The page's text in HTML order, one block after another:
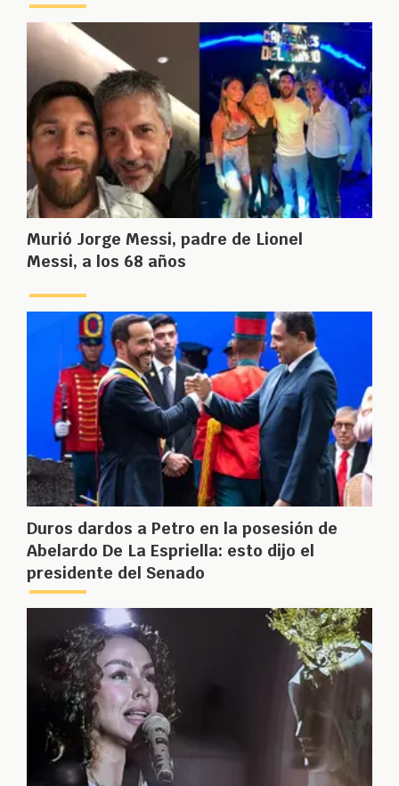
Murió Jorge Messi, padre de Lionel
Messi, a los 68 años
Duros dardos a Petro en la posesión de
Abelardo De La Espriella: esto dijo el
presidente del Senado